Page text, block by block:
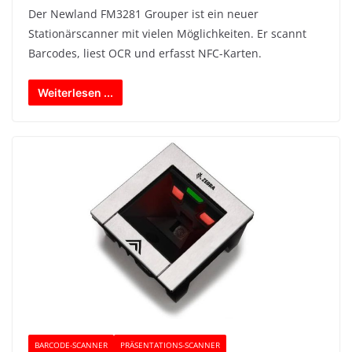
Der Newland FM3281 Grouper ist ein neuer
Stationärscanner mit vielen Möglichkeiten. Er scannt
Barcodes, liest OCR und erfasst NFC-Karten.
Weiterlesen ...
BARCODE-SCANNER PRÄSENTATIONS-SCANNER